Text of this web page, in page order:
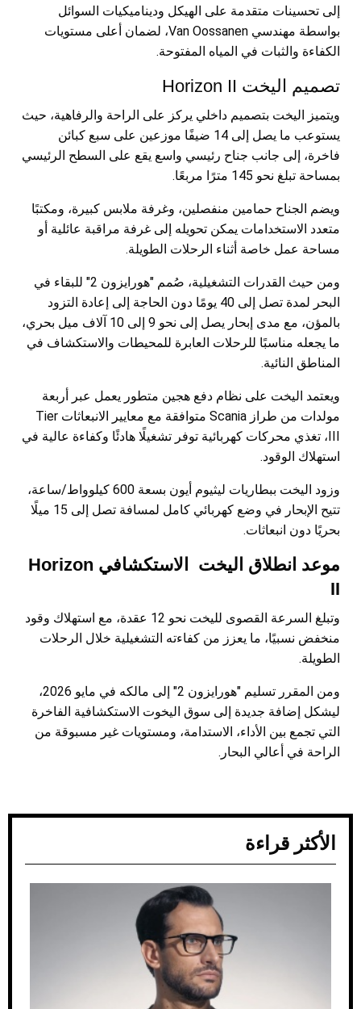
إلى تحسينات متقدمة على الهيكل وديناميكيات السوائل
بواسطة مهندسي Van Oossanen، لضمان أعلى مستويات
الكفاءة والثبات في المياه المفتوحة.
تصميم اليخت Horizon II
ويتميز اليخت بتصميم داخلي يركز على الراحة والرفاهية، حيث
يستوعب ما يصل إلى 14 ضيفًا موزعين على سبع كبائن
فاخرة، إلى جانب جناح رئيسي واسع يقع على السطح الرئيسي
بمساحة تبلغ نحو 145 مترًا مربعًا.
ويضم الجناح حمامين منفصلين، وغرفة ملابس كبيرة، ومكتبًا
متعدد الاستخدامات يمكن تحويله إلى غرفة مراقبة عائلية أو
مساحة عمل خاصة أثناء الرحلات الطويلة.
ومن حيث القدرات التشغيلية، صُمم "هورايزون 2" للبقاء في
البحر لمدة تصل إلى 40 يومًا دون الحاجة إلى إعادة التزود
بالمؤن، مع مدى إبحار يصل إلى نحو 9 إلى 10 آلاف ميل بحري،
ما يجعله مناسبًا للرحلات العابرة للمحيطات والاستكشاف في
المناطق النائية.
ويعتمد اليخت على نظام دفع هجين متطور يعمل عبر أربعة
مولدات من طراز Scania متوافقة مع معايير الانبعاثات Tier
III، تغذي محركات كهربائية توفر تشغيلًا هادئًا وكفاءة عالية في
استهلاك الوقود.
وزود اليخت ببطاريات ليثيوم أيون بسعة 600 كيلوواط/ساعة،
تتيح الإبحار في وضع كهربائي كامل لمسافة تصل إلى 15 ميلًا
بحريًا دون انبعاثات.
موعد انطلاق اليخت الاستكشافي Horizon
II
وتبلغ السرعة القصوى لليخت نحو 12 عقدة، مع استهلاك وقود
منخفض نسبيًا، ما يعزز من كفاءته التشغيلية خلال الرحلات
الطويلة.
ومن المقرر تسليم "هورايزون 2" إلى مالكه في مايو 2026،
ليشكل إضافة جديدة إلى سوق اليخوت الاستكشافية الفاخرة
التي تجمع بين الأداء، الاستدامة، ومستويات غير مسبوقة من
الراحة في أعالي البحار.
الأكثر قراءة